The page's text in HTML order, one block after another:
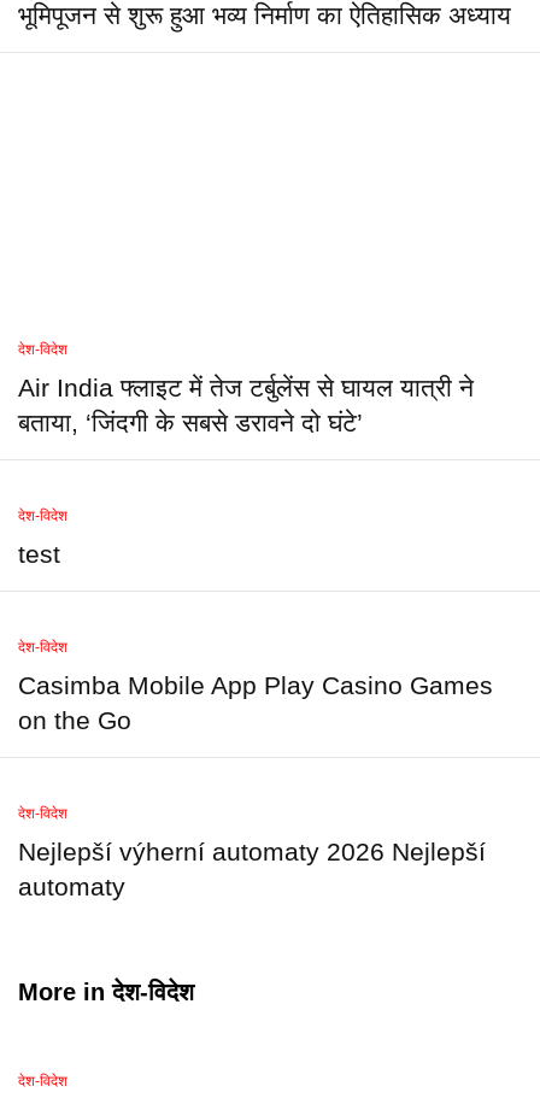
भूमिपूजन से शुरू हुआ भव्य निर्माण का ऐतिहासिक अध्याय
देश-विदेश
Air India फ्लाइट में तेज टर्बुलेंस से घायल यात्री ने
बताया, ‘जिंदगी के सबसे डरावने दो घंटे’
देश-विदेश
test
देश-विदेश
Casimba Mobile App Play Casino Games
on the Go
देश-विदेश
Nejlepší výherní automaty 2026 Nejlepší
automaty
More inदेश-विदेश
देश-विदेश